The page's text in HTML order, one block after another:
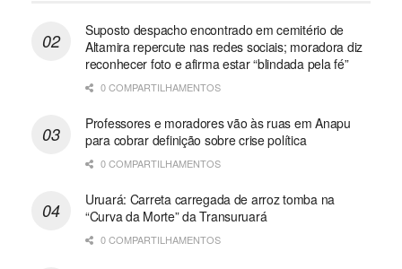
Suposto despacho encontrado em cemitério de
Altamira repercute nas redes sociais; moradora diz
reconhecer foto e afirma estar “blindada pela fé”
0 COMPARTILHAMENTOS
Professores e moradores vão às ruas em Anapu
para cobrar definição sobre crise política
0 COMPARTILHAMENTOS
Uruará: Carreta carregada de arroz tomba na
“Curva da Morte” da Transuruará
0 COMPARTILHAMENTOS